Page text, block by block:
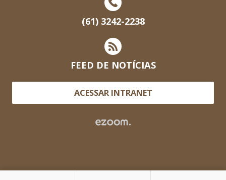
(61) 3242-2238
FEED DE NOTÍCIAS
ACESSAR INTRANET